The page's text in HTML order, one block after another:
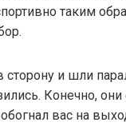
таким
и шли
Конечно, они
вас на